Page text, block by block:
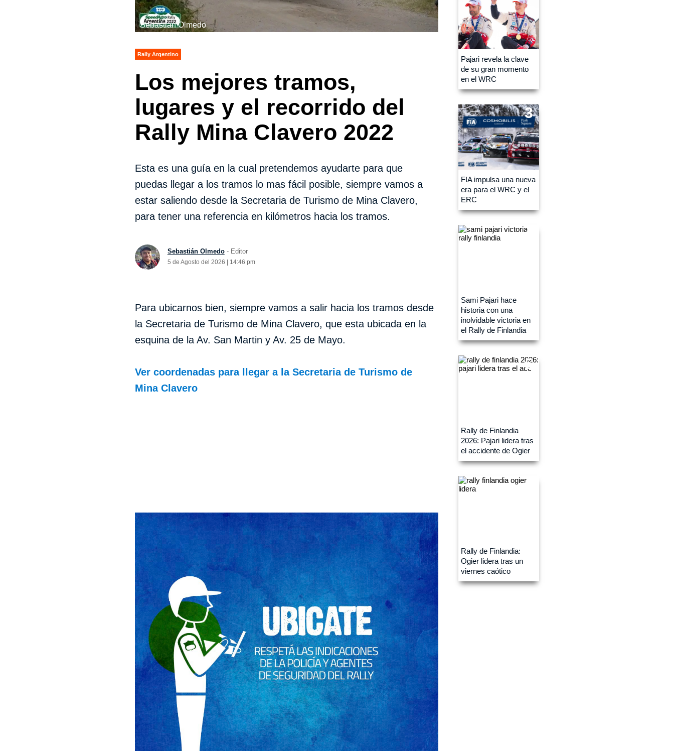
Sebastián Olmedo
Rally Argentino
Los mejores tramos,
lugares y el recorrido del
Rally Mina Clavero 2022
Esta es una guía en la cual pretendemos ayudarte para que
puedas llegar a los tramos lo mas fácil posible, siempre vamos a
estar saliendo desde la Secretaria de Turismo de Mina Clavero,
para tener una referencia en kilómetros hacia los tramos.
Sebastián Olmedo- Editor
5 de Agosto del 2026 | 14:46 pm
Para ubicarnos bien, siempre vamos a salir hacia los tramos desde
la Secretaria de Turismo de Mina Clavero, que esta ubicada en la
esquina de la Av. San Martin y Av. 25 de Mayo.
Ver coordenadas para llegar a la Secretaria de Turismo de
Mina Clavero
Pajari revela la clave
de su gran momento
en el WRC
3
FIA impulsa una nueva
era para el WRC y el
ERC
4
Sami Pajari hace
historia con una
inolvidable victoria en
el Rally de Finlandia
5
Rally de Finlandia
2026: Pajari lidera tras
el accidente de Ogier
6
Rally de Finlandia:
Ogier lidera tras un
viernes caótico